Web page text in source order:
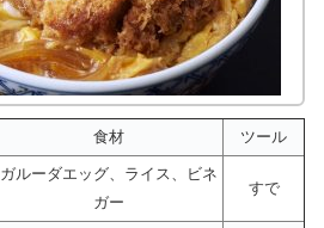
食材 ツール
ガルーダエッグ、ライス、ビネ
ガー
すで